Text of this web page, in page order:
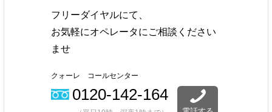
フリーダイヤルにて、
お気軽にオペレータにご相談ください
ませ
クォーレ コールセンター
0120-142-164